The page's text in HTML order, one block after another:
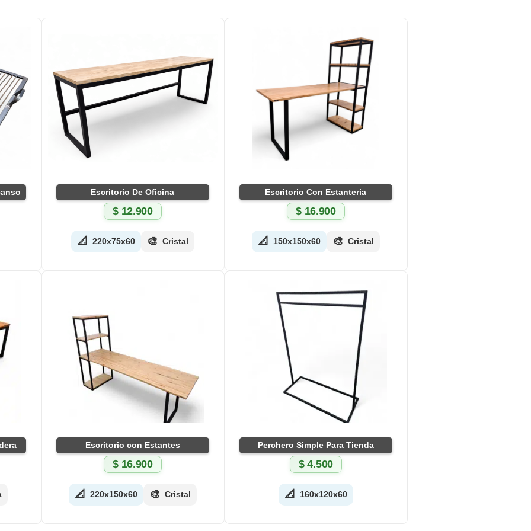
Escritorio De Oficina
$12.900
📐 220x75x60 🎨 Cristal
Escritorio Con Estanteria
$16.900
📐 150x150x60 🎨 Cristal
Escritorio con Estantes
$16.900
📐 220x150x60 🎨 Cristal
Perchero Simple Para Tienda
$4.500
📐 160x120x60